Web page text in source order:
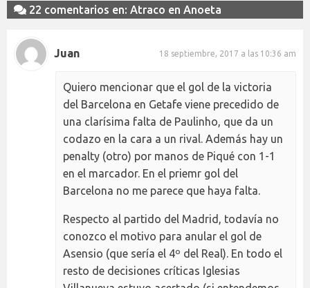
22 comentarios en: Atraco en Anoeta
Juan 18 septiembre, 2017 a las 10:36 am
Quiero mencionar que el gol de la victoria
del Barcelona en Getafe viene precedido de
una clarísima falta de Paulinho, que da un
codazo en la cara a un rival. Además hay un
penalty (otro) por manos de Piqué con 1-1
en el marcador. En el priemr gol del
Barcelona no me parece que haya falta.
Respecto al partido del Madrid, todavía no
conozco el motivo para anular el gol de
Asensio (que sería el 4º del Real). En todo el
resto de decisiones críticas Iglesias